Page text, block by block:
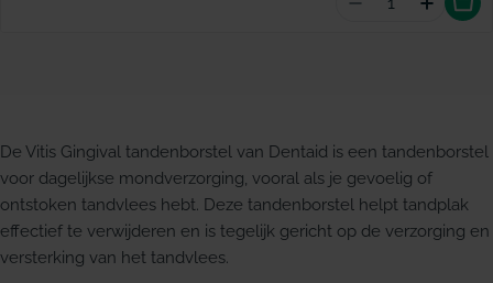
Aantal
De Vitis Gingival tandenborstel van Dentaid is een tandenborstel
voor dagelijkse mondverzorging, vooral als je gevoelig of
ontstoken tandvlees hebt. Deze tandenborstel helpt tandplak
effectief te verwijderen en is tegelijk gericht op de verzorging en
versterking van het tandvlees.